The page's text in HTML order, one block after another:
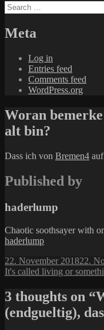
Search
for:
Meta
Log in
Entries feed
Comments feed
WordPress.org
Woran
alt bin?
Dass ich von Bremen4 auf
Published by
haderlump
Chaotic soothsayer with
haderlump
Posted
on
22. November 201822.
It's called living or
3 thoughts on
(endgueltig),